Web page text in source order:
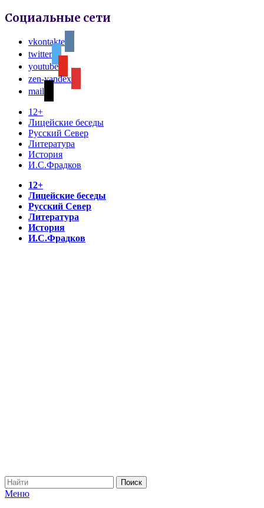
Социальные сети
vkontakte
twitter
youtube
zen-yandex
mail
12+
Лицейские беседы
Русский Север
Литература
История
И.С.Фрадков
12+
Лицейские беседы
Русский Север
Литература
История
И.С.Фрадков
Меню